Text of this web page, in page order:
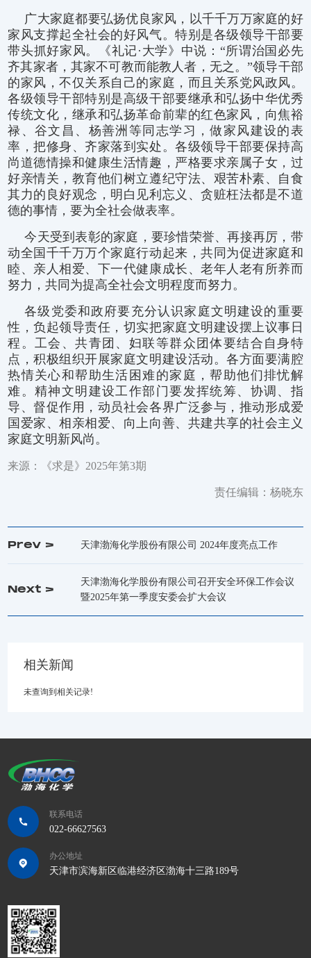
广大家庭都要弘扬优良家风，以千千万万家庭的好
家风支撑起全社会的好风气。特别是各级领导干部要
带头抓好家风。《礼记·大学》中说：“所谓治国必先
齐其家者，其家不可教而能教人者，无之。”领导干部
的家风，不仅关系自己的家庭，而且关系党风政风。
各级领导干部特别是高级干部要继承和弘扬中华优秀
传统文化，继承和弘扬革命前辈的红色家风，向焦裕
禄、谷文昌、杨善洲等同志学习，做家风建设的表
率，把修身、齐家落到实处。各级领导干部要保持高
尚道德情操和健康生活情趣，严格要求亲属子女，过
好亲情关，教育他们树立遵纪守法、艰苦朴素、自食
其力的良好观念，明白见利忘义、贪赃枉法都是不道
德的事情，要为全社会做表率。
今天受到表彰的家庭，要珍惜荣誉、再接再厉，带
动全国千千万万个家庭行动起来，共同为促进家庭和
睦、亲人相爱、下一代健康成长、老年人老有所养而
努力，共同为提高全社会文明程度而努力。
各级党委和政府要充分认识家庭文明建设的重要
性，负起领导责任，切实把家庭文明建设摆上议事日
程。工会、共青团、妇联等群众团体要结合自身特
点，积极组织开展家庭文明建设活动。各方面要满腔
热情关心和帮助生活困难的家庭，帮助他们排忧解
难。精神文明建设工作部门要发挥统筹、协调、指
导、督促作用，动员社会各界广泛参与，推动形成爱
国爱家、相亲相爱、向上向善、共建共享的社会主义
家庭文明新风尚。
来源：《求是》2025年第3期
责任编辑：杨晓东
Prev > 天津渤海化学股份有限公司 2024年度亮点工作
Next >
天津渤海化学股份有限公司召开安全环保工作会议
暨2025年第一季度安委会扩大会议
相关新闻
未查询到相关记录!
联系电话
022-66627563
办公地址
天津市滨海新区临港经济区渤海十三路189号